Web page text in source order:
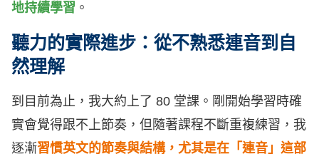
地持續學習 。
聽力的實際進步：從不熟悉連音到自
然理解
到目前為止，我大約上了 80 堂課。剛開始學習時確
實會覺得跟不上節奏，但隨著課程不斷重複練習，我
逐漸習慣英文的節奏與結構，尤其是在「連音」這部